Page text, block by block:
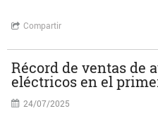
Compartir
Récord de ventas de
eléctricos en el
24/07/2025